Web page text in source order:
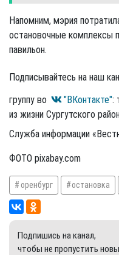
Напомним, мэрия
остановочные комплексы
павильон.
Подписывайтесь на наш
группу во
"ВКонтакте":
из жизни Сургутского
Служба информации
ФОТО pixabay.com
оренбург остановка
Подпишись на канал,
чтобы не пропустить